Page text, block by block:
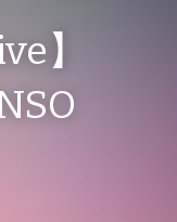
】